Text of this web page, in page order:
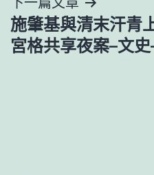
覽
施肇基與清末汗青
宮格共享夜案–文